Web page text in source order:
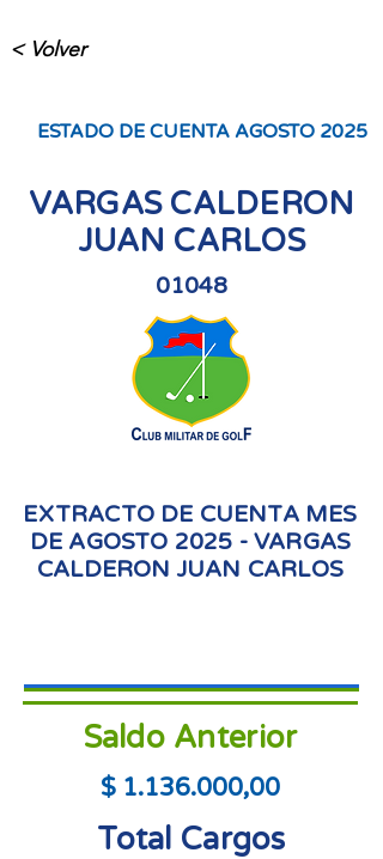
< Volver
ESTADO DE CUENTA AGOSTO 2025
VARGAS CALDERON
JUAN CARLOS
01048
EXTRACTO DE CUENTA MES
DE AGOSTO 2025 - VARGAS
CALDERON JUAN CARLOS
Saldo Anterior
$ 1.136.000,00
Total Cargos